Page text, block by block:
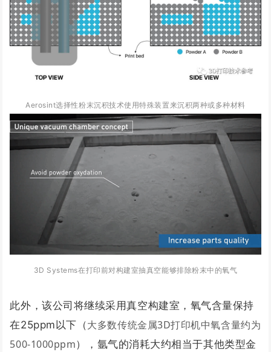
Aerosint选择性粉末沉积技术使用特殊装置来沉积两种或多种材料
3D Systems在打印前对构建室抽真空能够排除粉末中的氧气
此外，该公司将继续采用真空构建室，氧气含量保持
在25ppm以下（大多数传统金属3D打印机中氧含量约为
500-1000ppm），氩气的消耗大约相当于其他类型金